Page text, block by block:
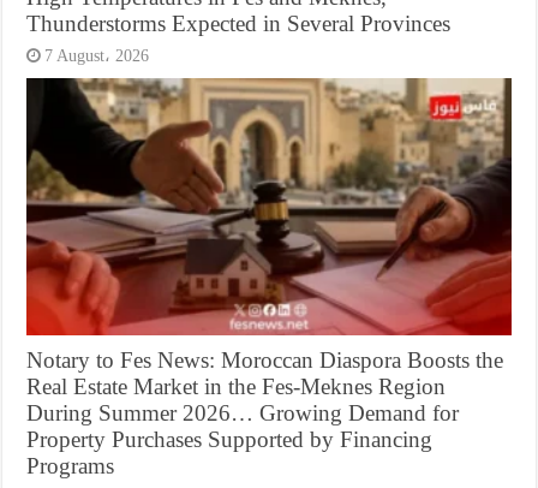
Thunderstorms Expected in Several Provinces
7 August، 2026
Notary to Fes News: Moroccan Diaspora Boosts the
Real Estate Market in the Fes-Meknes Region
During Summer 2026… Growing Demand for
Property Purchases Supported by Financing
Programs